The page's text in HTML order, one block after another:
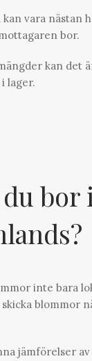
vara nästan
bor.
kan det
lager.
bor
inte bara
blommor
jämförelser